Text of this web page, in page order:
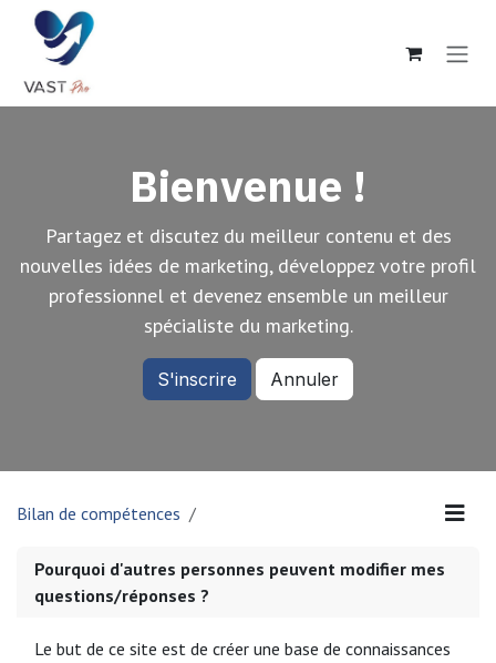
Se rendre au contenu
Bienvenue !
Partagez et discutez du meilleur contenu et des
nouvelles idées de marketing, développez votre profil
professionnel et devenez ensemble un meilleur
spécialiste du marketing.
S'inscrire Annuler
Bilan de compétences
Pourquoi d'autres personnes peuvent modifier mes
questions/réponses ?
Le but de ce site est de créer une base de connaissances